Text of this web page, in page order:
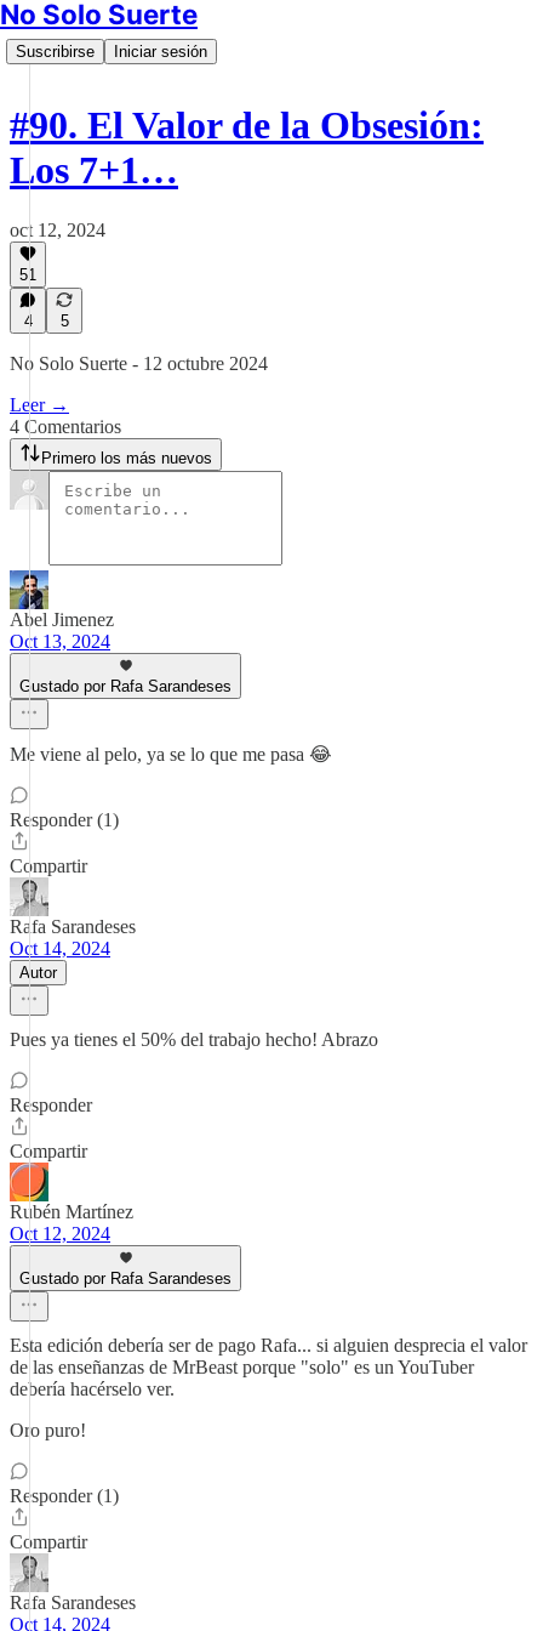
No Solo Suerte
Suscribirse Iniciar sesión
#90. El Valor de la Obsesión:
Los 7+1…
oct 12, 2024
51
4 5
No Solo Suerte - 12 octubre 2024
Leer →
4 Comentarios
Primero los más nuevos
Abel Jimenez
Oct 13, 2024
Gustado por Rafa Sarandeses
Me viene al pelo, ya se lo que me pasa 😂
Responder (1)
Compartir
Rafa Sarandeses
Oct 14, 2024
Autor
Pues ya tienes el 50% del trabajo hecho! Abrazo
Responder
Compartir
Rubén Martínez
Oct 12, 2024
Gustado por Rafa Sarandeses
Esta edición debería ser de pago Rafa... si alguien desprecia el valor
de las enseñanzas de MrBeast porque "solo" es un YouTuber
debería hacérselo ver.
Oro puro!
Responder (1)
Compartir
Rafa Sarandeses
Oct 14, 2024